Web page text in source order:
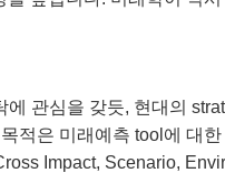
관심을 갖듯, 현대의
적은 미래예측 tool에 대
Impact, Scenario,